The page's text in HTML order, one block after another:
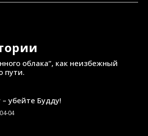
облака”, как неизбежный
пути.
убейте Будду!
04